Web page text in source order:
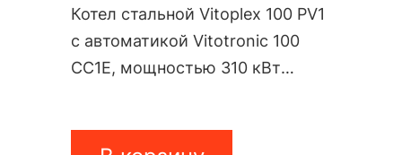
Котел стальной Vitoplex 100 PV1
с автоматикой Vitotronic 100
CC1E, мощностью 310 кВт